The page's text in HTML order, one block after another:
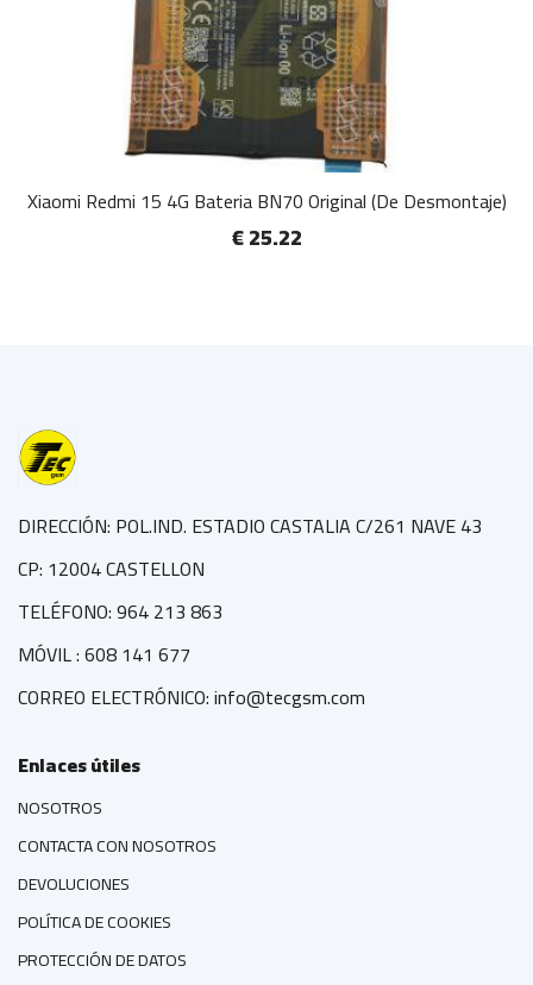
Xiaomi Redmi 15 4G Bateria BN70 Original (De Desmontaje)
€ 25.22
DIRECCIÓN: POL.IND. ESTADIO CASTALIA C/261 NAVE 43
CP: 12004 CASTELLON
TELÉFONO: 964 213 863
MÓVIL : 608 141 677
CORREO ELECTRÓNICO: info@tecgsm.com
Enlaces útiles
NOSOTROS
CONTACTA CON NOSOTROS
DEVOLUCIONES
POLÍTICA DE COOKIES
PROTECCIÓN DE DATOS